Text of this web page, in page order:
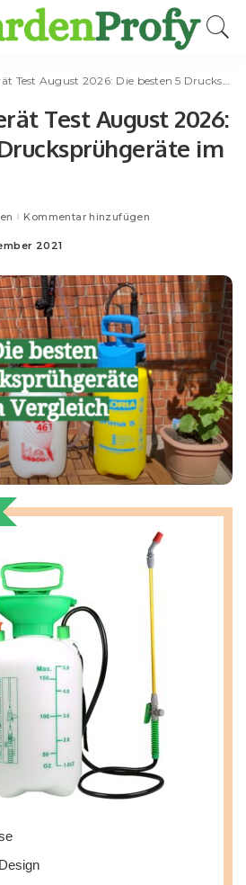
2026: Die besten 5 Drucksprühgeräte im Vergleich
Test August 2026:
im
Kommentar hinzufügen
2021